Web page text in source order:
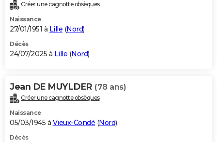
Destinations
City break
Voyage nature
Voyage de noces
Forum
Climat
+PHOTO
GUIDES D'ACHAT
BONS PLANS
Carte de Noël
Carte Bonne année
Carte Saint-Valentin
Carte Pâques
Carte d'anniversaire
DICTIONNAIRE
Dictionnaire
Biographies
Citations
Expressions
Proverbes
PROGRAMME TV
Créer une cagnotte obsèques
Naissance
27/01/1951 à Lille (Nord)
Décès
24/07/2025 à Lille (Nord)
Jean DE MUYLDER (78 ans)
Créer une cagnotte obsèques
Naissance
05/03/1945 à Vieux-Condé (Nord)
Décès